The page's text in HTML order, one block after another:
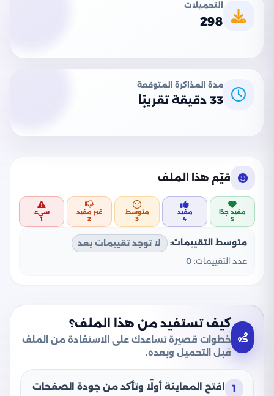
التحميلات
298
مدة المذاكرة المتوقعة
33 دقيقة تقريبًا
قيّم هذا الملف
مفيد جدًا
5
مفيد
4
متوسط
3
غير مفيد
2
سيء
1
متوسط التقييمات:
لا توجد تقييمات بعد
عدد التقييمات: 0
كيف تستفيد من هذا الملف؟
خطوات قصيرة تساعدك على الاستفادة من الملف
قبل التحميل وبعده.
1 افتح المعاينة أولًا وتأكد من جودة الصفحات